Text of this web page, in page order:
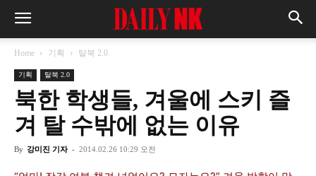
Home 기획 탈북 2.0
기획 탈북 2.0
북한 학생들, 겨울에 스키 즐
겨 탈 수밖에 없는 이유
By 강미진 기자 - 2014.02.26 10:29 오전